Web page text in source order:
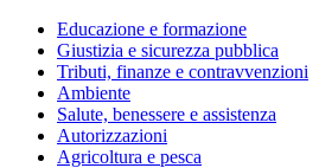
Educazione e formazione
Giustizia e sicurezza pubblica
Tributi, finanze e contravvenzioni
Ambiente
Salute, benessere e assistenza
Autorizzazioni
Agricoltura e pesca